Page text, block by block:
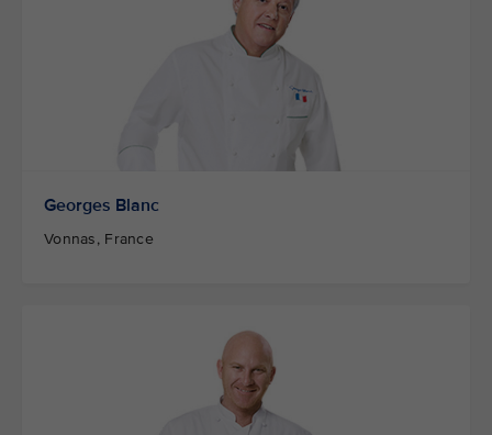
Georges Blanc
Vonnas, France